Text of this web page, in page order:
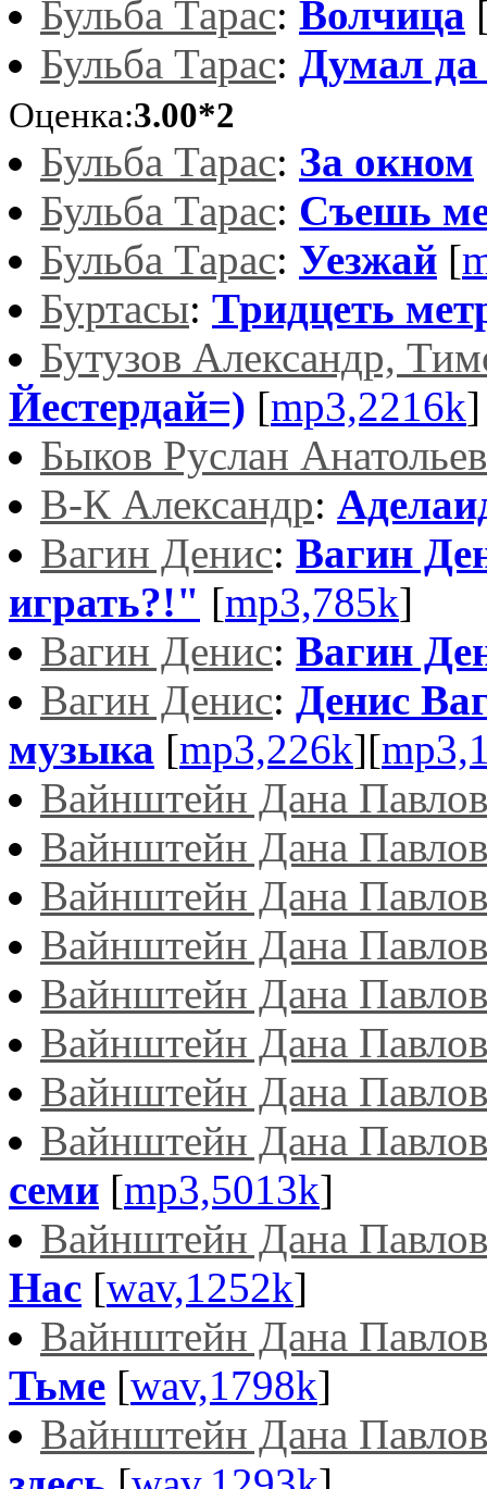
Бульба Тарас: Волчица
Бульба Тарас: Думал да
Оценка:3.00*2
Бульба Тарас: За окном
Бульба Тарас: Съешь
Бульба Тарас: Уезжай [
Буртасы: Тридцеть
Бутузов Александр,
Йестердай=) [mp3,2216k]
Быков Руслан
В-К Александр:
Вагин Денис: Вагин
играть?!" [mp3,785k]
Вагин Денис: Вагин
Вагин Денис: Денис
музыка [mp3,226k][
Вайнштейн Дана
Вайнштейн Дана
Вайнштейн Дана
Вайнштейн Дана
Вайнштейн Дана
Вайнштейн Дана
Вайнштейн Дана
Вайнштейн Дана
семи [mp3,5013k]
Вайнштейн Дана
Нас [wav,1252k]
Вайнштейн Дана
Тьме [wav,1798k]
Вайнштейн Дана